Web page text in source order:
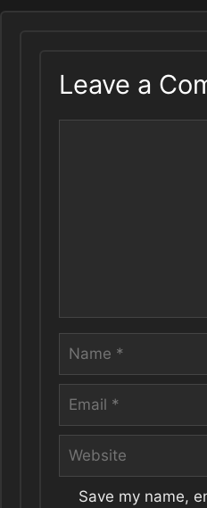
Leave a
Save my name,